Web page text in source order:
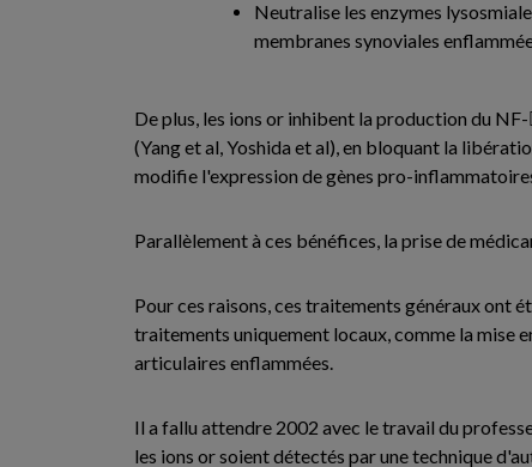
Neutralise les enzymes
membranes synoviales
De plus, les ions or inhibent la production du
(Yang et al, Yoshida et al), en bloquant la
modifie l'expression de gènes pro-
Parallèlement à ces bénéfices, la prise de
Pour ces raisons, ces traitements généraux ont
traitements uniquement locaux, comme la mise
articulaires enflammées.
Il a fallu attendre 2002 avec le travail du
les ions or soient détectés par une technique